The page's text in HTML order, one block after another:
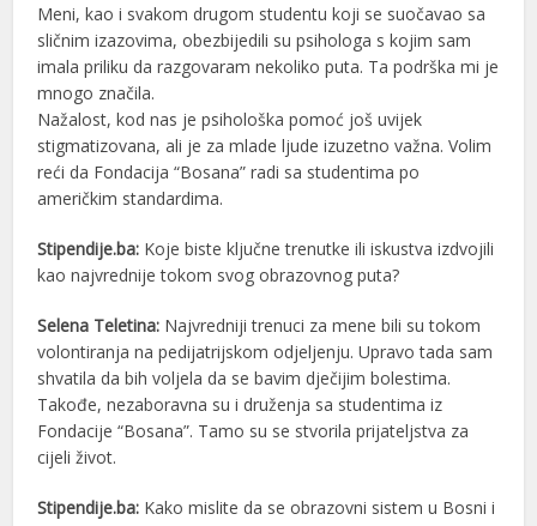
Meni, kao i svakom drugom studentu koji se suočavao sa
sličnim izazovima, obezbijedili su psihologa s kojim sam
imala priliku da razgovaram nekoliko puta. Ta podrška mi je
mnogo značila.
Nažalost, kod nas je psihološka pomoć još uvijek
stigmatizovana, ali je za mlade ljude izuzetno važna. Volim
reći da Fondacija “Bosana” radi sa studentima po
američkim standardima.
Stipendije.ba: Koje biste ključne trenutke ili iskustva izdvojili
kao najvrednije tokom svog obrazovnog puta?
Selena Teletina: Najvredniji trenuci za mene bili su tokom
volontiranja na pedijatrijskom odjeljenju. Upravo tada sam
shvatila da bih voljela da se bavim dječijim bolestima.
Takođe, nezaboravna su i druženja sa studentima iz
Fondacije “Bosana”. Tamo su se stvorila prijateljstva za
cijeli život.
Stipendije.ba: Kako mislite da se obrazovni sistem u Bosni i